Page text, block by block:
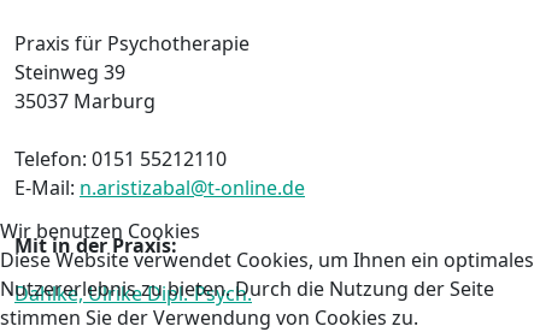
Praxis für Psychotherapie
Steinweg 39
35037 Marburg
Telefon: 0151 55212110
E-Mail: n.aristizabal@t-online.de
Mit in der Praxis:
Dahlke, Ulrike Dipl.-Psych.
Wir benutzen Cookies
Diese Website verwendet Cookies, um Ihnen ein optimales
Nutzererlebnis zu bieten. Durch die Nutzung der Seite
stimmen Sie der Verwendung von Cookies zu.